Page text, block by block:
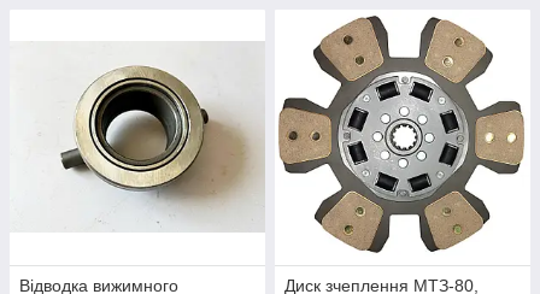
Відводка вижимного
Диск зчеплення МТЗ-80,